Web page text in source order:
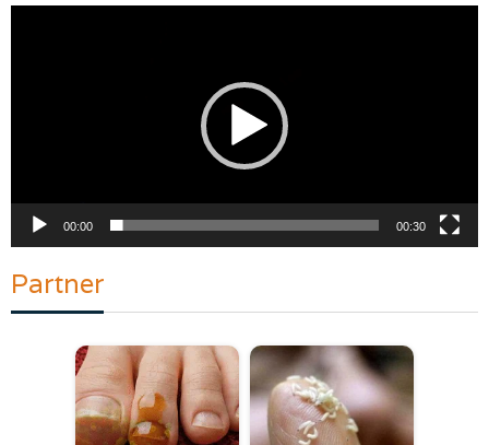
00:00 00:30
Partner